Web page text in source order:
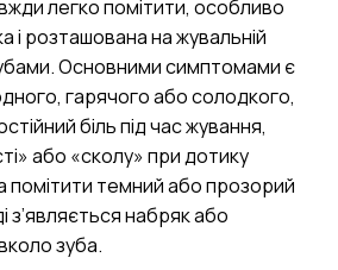
легко помітити, особливо
і розташована на жувальній
Основними симптомами є
гарячого або солодкого,
біль під час жування,
або «сколу» при дотику
помітити темний або прозорий
з’являється набряк або
зуба.